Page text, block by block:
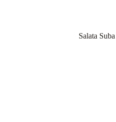
Salata Suba